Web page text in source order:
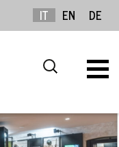
IT EN DE